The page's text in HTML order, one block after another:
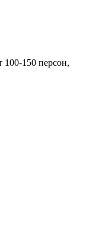
100-150 персон,